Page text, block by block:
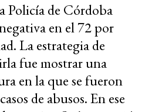
Policía de Córdoba
en el 72 por
La estrategia de
fue mostrar una
en la que se fueron
de abusos. En ese